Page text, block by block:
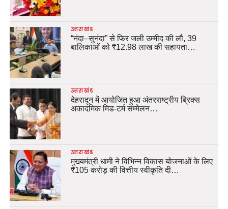
उत्तराखंड
“नंदा–सुनंदा” से फिर जली उम्मीद की लौ, 39
बालिकाओं को ₹12.98 लाख की सहायता…
उत्तराखंड
देहरादून में आयोजित हुआ अंतरराष्ट्रीय ब्रिक्स
अकादमिक मिड-टर्म सम्मेलन…
उत्तराखंड
मुख्यमंत्री धामी ने विभिन्न विकास योजनाओं के लिए
₹105 करोड़ की वित्तीय स्वीकृति दी…